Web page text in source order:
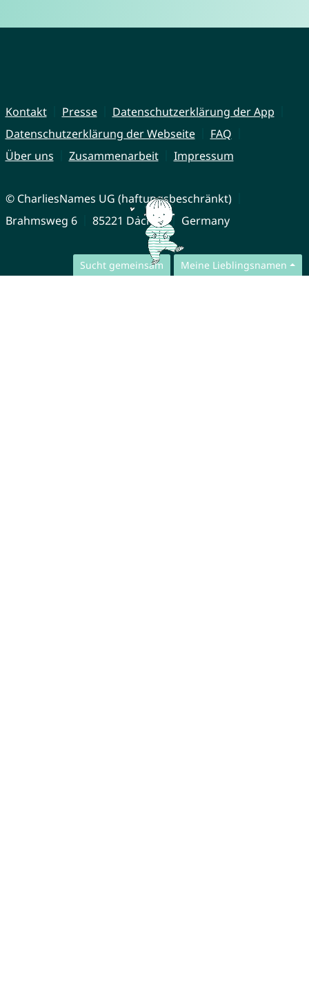
Sucht gemeinsam Meine Lieblingsnamen
Kontakt Presse
Datenschutzerklärung der App
Datenschutzerklärung der Webseite
FAQ
Über uns
Zusammenarbeit Impressum
© CharliesNames UG (haftungsbeschränkt)
Brahmsweg 6
85221 Dachau Germany